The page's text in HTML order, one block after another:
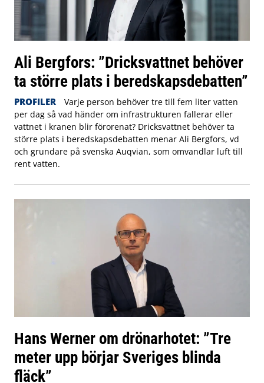
Ali Bergfors: ”Dricksvattnet behöver
ta större plats i beredskapsdebatten”
PROFILER
Varje person behöver tre till fem liter vatten
per dag så vad händer om infrastrukturen fallerar eller
vattnet i kranen blir förorenat? Dricksvattnet behöver ta
större plats i beredskapsdebatten menar Ali Bergfors, vd
och grundare på svenska Auqvian, som omvandlar luft till
rent vatten.
Hans Werner om drönarhotet: ”Tre
meter upp börjar Sveriges blinda
fläck”